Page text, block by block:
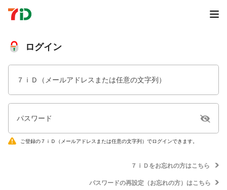
ログイン
７ｉＤ（メールアドレスまたは任意の文字列）
パスワード
ご登録の７ｉＤ（メールアドレスまたは任意の文字列）でログインできます。
７ｉＤをお忘れの方はこちら
パスワードの再設定（お忘れの方）はこちら